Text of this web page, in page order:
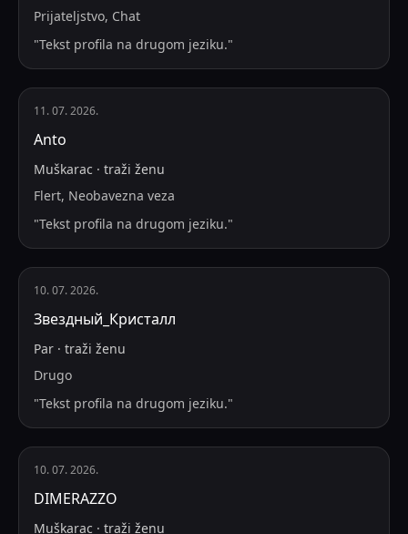
Prijateljstvo, Chat
"Tekst profila na drugom jeziku."
11. 07. 2026.
Anto
Muškarac · traži ženu
Flert, Neobavezna veza
"Tekst profila na drugom jeziku."
10. 07. 2026.
Звездный_Кристалл
Par · traži ženu
Drugo
"Tekst profila na drugom jeziku."
10. 07. 2026.
DIMERAZZO
Muškarac · traži ženu